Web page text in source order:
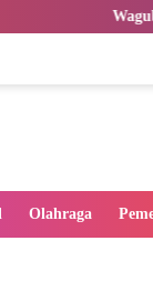
Sani Ajak Bentengi
Olahraga